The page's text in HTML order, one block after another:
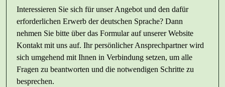
Interessieren Sie sich für unser Angebot und den dafür
erforderlichen Erwerb der deutschen Sprache? Dann
nehmen Sie bitte über das Formular auf unserer Website
Kontakt mit uns auf. Ihr persönlicher Ansprechpartner wird
sich umgehend mit Ihnen in Verbindung setzen, um alle
Fragen zu beantworten und die notwendigen Schritte zu
besprechen.